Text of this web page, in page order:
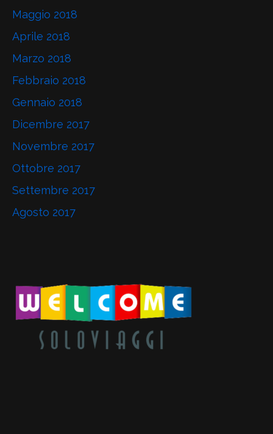
Maggio 2018
Aprile 2018
Marzo 2018
Febbraio 2018
Gennaio 2018
Dicembre 2017
Novembre 2017
Ottobre 2017
Settembre 2017
Agosto 2017